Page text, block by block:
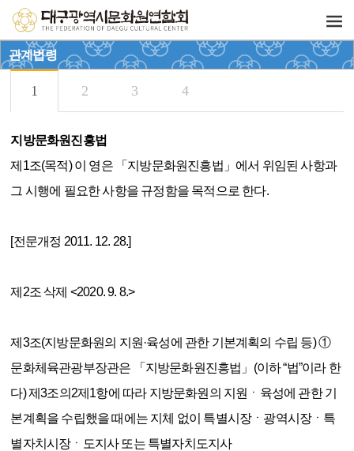
관계법령
지방문화원진흥법
제1조(목적) 이 영은 「지방문화원진흥법」에서 위임된 사항과
그 시행에 필요한 사항을 규정함을 목적으로 한다.
[전문개정 2011. 12. 28.]
제2조 삭제 <2020. 9. 8.>
제3조(지방문화원의 지원·육성에 관한 기본계획의 수립 등) ①
문화체육관광부장관은 「지방문화원진흥법」(이하 “법”이라 한
다) 제3조의2제1항에 따라 지방문화원의 지원ㆍ육성에 관한 기
본계획을 수립했을 때에는 지체 없이 특별시장ㆍ광역시장ㆍ특
별자치시장ㆍ도지사 또는 특별자치도지사